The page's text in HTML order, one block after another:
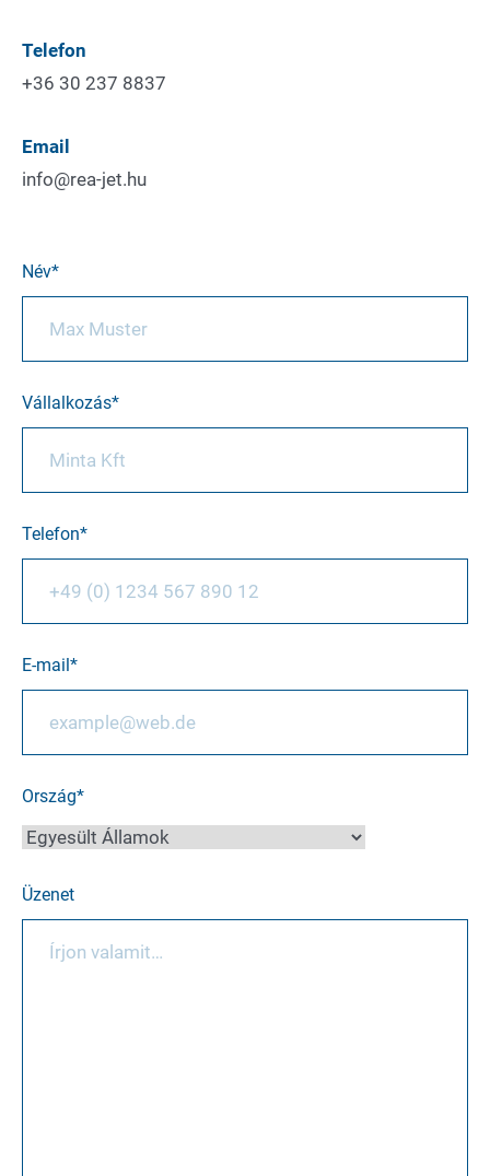
Telefon
+36 30 237 8837
Email
info@rea-jet.hu
Név
Vállalkozás
Telefon
E-mail
Ország
Üzenet